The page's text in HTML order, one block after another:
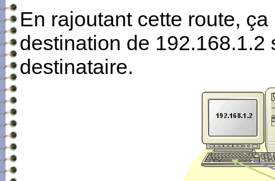
En rajoutant cette route,
destination de
destinataire.